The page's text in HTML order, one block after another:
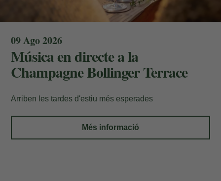
Les meves Reserves
Introdueix el número de localitzador i l'e-
09 Ago 2026
Música en directe a la
Champagne Bollinger Terrace
Arriben les tardes d'estiu més esperades
Més informació